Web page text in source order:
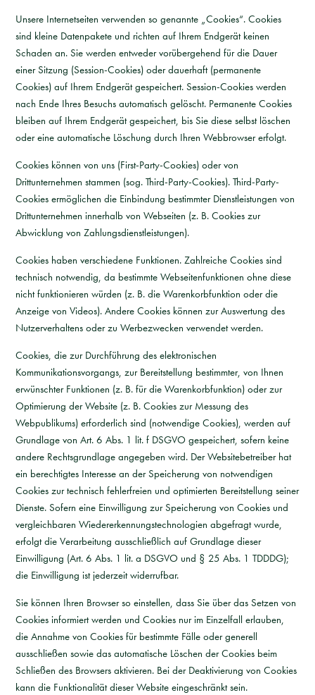
Unsere Internetseiten verwenden so genannte „Cookies“. Cookies
sind kleine Datenpakete und richten auf Ihrem Endgerät keinen
Schaden an. Sie werden entweder vorübergehend für die Dauer
einer Sitzung (Session-Cookies) oder dauerhaft (permanente
Cookies) auf Ihrem Endgerät gespeichert. Session-Cookies werden
nach Ende Ihres Besuchs automatisch gelöscht. Permanente Cookies
bleiben auf Ihrem Endgerät gespeichert, bis Sie diese selbst löschen
oder eine automatische Löschung durch Ihren Webbrowser erfolgt.
Cookies können von uns (First-Party-Cookies) oder von
Drittunternehmen stammen (sog. Third-Party-Cookies). Third-Party-
Cookies ermöglichen die Einbindung bestimmter Dienstleistungen von
Drittunternehmen innerhalb von Webseiten (z. B. Cookies zur
Abwicklung von Zahlungsdienstleistungen).
Cookies haben verschiedene Funktionen. Zahlreiche Cookies sind
technisch notwendig, da bestimmte Webseitenfunktionen ohne diese
nicht funktionieren würden (z. B. die Warenkorbfunktion oder die
Anzeige von Videos). Andere Cookies können zur Auswertung des
Nutzerverhaltens oder zu Werbezwecken verwendet werden.
Cookies, die zur Durchführung des elektronischen
Kommunikationsvorgangs, zur Bereitstellung bestimmter, von Ihnen
erwünschter Funktionen (z. B. für die Warenkorbfunktion) oder zur
Optimierung der Website (z. B. Cookies zur Messung des
Webpublikums) erforderlich sind (notwendige Cookies), werden auf
Grundlage von Art. 6 Abs. 1 lit. f DSGVO gespeichert, sofern keine
andere Rechtsgrundlage angegeben wird. Der Websitebetreiber hat
ein berechtigtes Interesse an der Speicherung von notwendigen
Cookies zur technisch fehlerfreien und optimierten Bereitstellung seiner
Dienste. Sofern eine Einwilligung zur Speicherung von Cookies und
vergleichbaren Wiedererkennungstechnologien abgefragt wurde,
erfolgt die Verarbeitung ausschließlich auf Grundlage dieser
Einwilligung (Art. 6 Abs. 1 lit. a DSGVO und § 25 Abs. 1 TDDDG);
die Einwilligung ist jederzeit widerrufbar.
Sie können Ihren Browser so einstellen, dass Sie über das Setzen von
Cookies informiert werden und Cookies nur im Einzelfall erlauben,
die Annahme von Cookies für bestimmte Fälle oder generell
ausschließen sowie das automatische Löschen der Cookies beim
Schließen des Browsers aktivieren. Bei der Deaktivierung von Cookies
kann die Funktionalität dieser Website eingeschränkt sein.